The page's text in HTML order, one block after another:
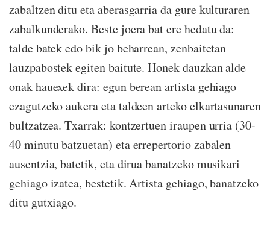
zabaltzen ditu eta aberasgarria da gure kulturaren
zabalkunderako. Beste joera bat ere hedatu da:
talde batek edo bik jo beharrean, zenbaitetan
lauzpabostek egiten baitute. Honek dauzkan alde
onak hauexek dira: egun berean artista gehiago
ezagutzeko aukera eta taldeen arteko elkartasunaren
bultzatzea. Txarrak: kontzertuen iraupen urria (30-
40 minutu batzuetan) eta errepertorio zabalen
ausentzia, batetik, eta dirua banatzeko musikari
gehiago izatea, bestetik. Artista gehiago, banatzeko
ditu gutxiago.